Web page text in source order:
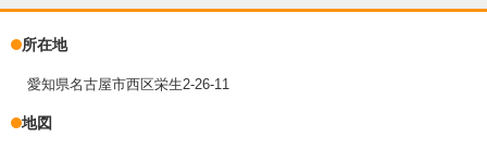
所在地
愛知県名古屋市西区栄生2-26-11
地図